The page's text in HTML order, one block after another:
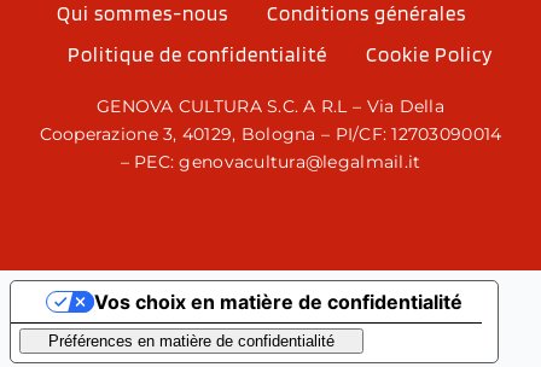
Qui sommes-nous
Conditions générales
Politique de confidentialité
Cookie Policy
GENOVA CULTURA S.C. A R.L – Via Della
Cooperazione 3, 40129, Bologna – PI/CF: 12703090014
– PEC: genovacultura@legalmail.it
Notification lors de la collecte
Vos choix en matière de confidentialité